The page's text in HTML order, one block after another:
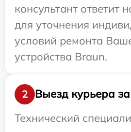
консультант ответит
для уточнения
условий ремонта
устройства Braun.
2
Выезд курьера
Технический